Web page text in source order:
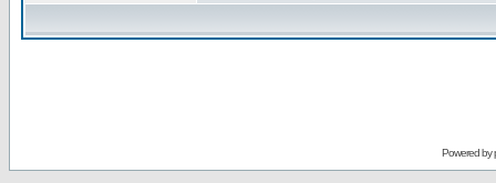
Powered by